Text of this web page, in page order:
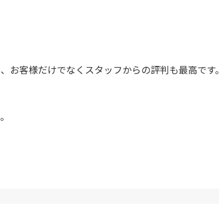
客様だけでなくスタッフからの評判も最高です。